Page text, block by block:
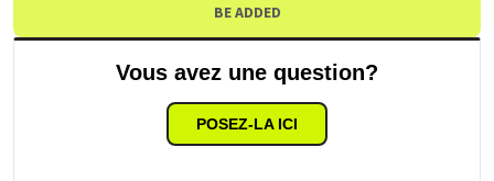
BE ADDED
Vous avez une question?
POSEZ-LA ICI